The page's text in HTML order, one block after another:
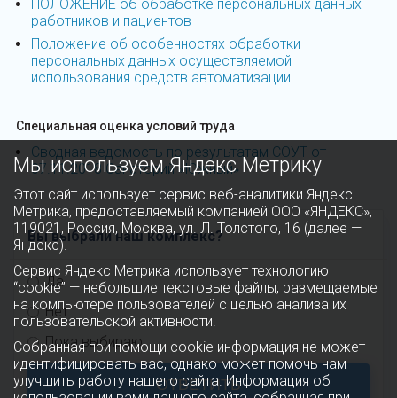
ПОЛОЖЕНИЕ об обработке персональных данных
работников и пациентов
Положение об особенностях обработки
персональных данных осуществляемой
использования средств автоматизации
Специальная оценка условий труда
Сводная ведомость по результатам СОУТ от
07.11.2018 Санаторий «Южный»
Вы выбрали наш комплекс?
Да
Нет
Пока выбираю
ОТВЕТИТЬ
Мы используем Яндекс Метрику
Этот сайт использует сервис веб-аналитики Яндекс
Метрика, предоставляемый компанией ООО «ЯНДЕКС»,
119021, Россия, Москва, ул. Л. Толстого, 16 (далее —
Яндекс).
Сервис Яндекс Метрика использует технологию
“cookie” — небольшие текстовые файлы, размещаемые
на компьютере пользователей с целью анализа их
пользовательской активности.
Собранная при помощи cookie информация не может
идентифицировать вас, однако может помочь нам
улучшить работу нашего сайта. Информация об